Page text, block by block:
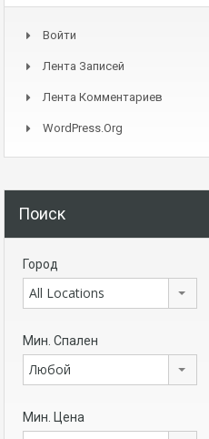
Войти
Лента Записей
Лента Комментариев
WordPress.org
Поиск
Город
All Locations
Мин. Спален
Любой
Мин. Цена